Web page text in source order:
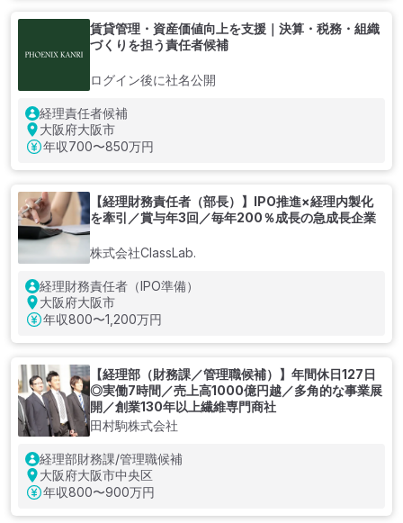
賃貸管理・資産価値向上を支援｜決算・税務・組織
づくりを担う責任者候補
ログイン後に社名公開
経理責任者候補
大阪府大阪市
年収700〜850万円
【経理財務責任者（部長）】IPO推進×経理内製化
を牽引／賞与年3回／毎年200％成長の急成長企業
株式会社ClassLab.
経理財務責任者（IPO準備）
大阪府大阪市
年収800〜1,200万円
【経理部（財務課／管理職候補）】年間休日127日
◎実働7時間／売上高1000億円越／多角的な事業展
開／創業130年以上繊維専門商社
田村駒株式会社
経理部財務課/管理職候補
大阪府大阪市中央区
年収800〜900万円